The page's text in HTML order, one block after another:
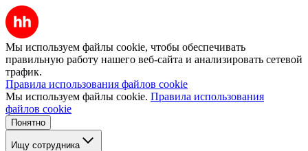
Мы используем файлы cookie, чтобы обеспечивать
правильную работу нашего веб-сайта и анализировать сетевой
трафик.
Правила использования файлов cookie
Мы используем файлы cookie. Правила использования
файлов cookie
Понятно
Ищу сотрудника